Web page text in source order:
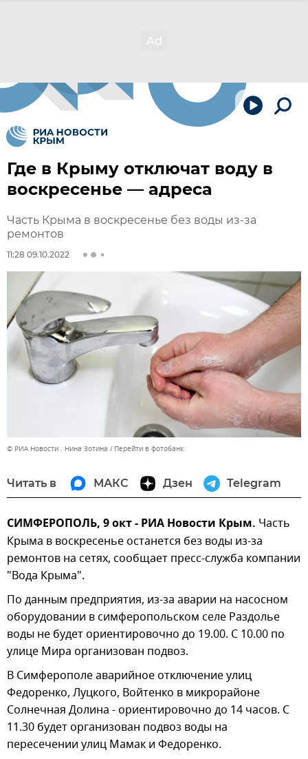
Где в Крыму отключат воду в
воскресенье — адреса
Часть Крыма в воскресенье без воды из-за
ремонтов
11:28 09.10.2022
© РИА Новости . Нина Зотина Перейти в фотобанк
Читать в МАКС Дзен Telegram
СИМФЕРОПОЛЬ, 9 окт - РИА Новости Крым. Часть
Крыма в воскресенье останется без воды из-за
ремонтов на сетях, сообщает пресс-служба компании
"Вода Крыма".
По данным предприятия, из-за аварии на насосном
оборудовании в симферопольском селе Раздолье
воды не будет ориентировочно до 19.00. С 10.00 по
улице Мира организован подвоз.
В Симферополе аварийное отключение улиц
Федоренко, Луцкого, Войтенко в микрорайоне
Солнечная Долина - ориентировочно до 14 часов. С
11.30 будет организован подвоз воды на
пересечении улиц Мамак и Федоренко.